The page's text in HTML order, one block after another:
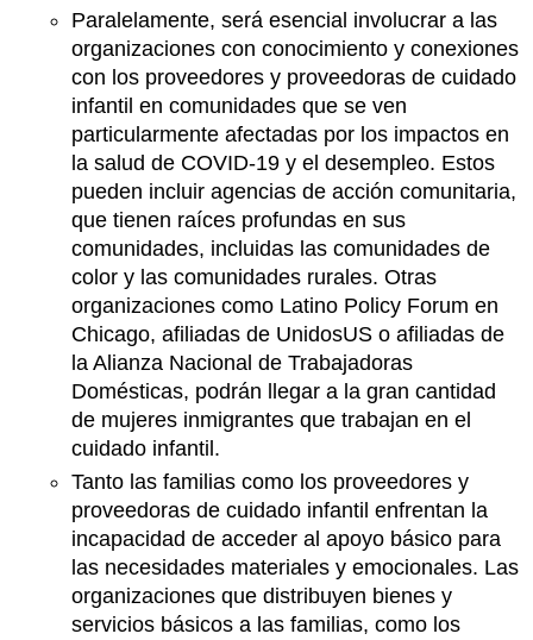
Paralelamente, será esencial involucrar a las
organizaciones con conocimiento y conexiones
con los proveedores y proveedoras de cuidado
infantil en comunidades que se ven
particularmente afectadas por los impactos en
la salud de COVID-19 y el desempleo. Estos
pueden incluir agencias de acción comunitaria,
que tienen raíces profundas en sus
comunidades, incluidas las comunidades de
color y las comunidades rurales. Otras
organizaciones como Latino Policy Forum en
Chicago, afiliadas de UnidosUS o afiliadas de
la Alianza Nacional de Trabajadoras
Domésticas, podrán llegar a la gran cantidad
de mujeres inmigrantes que trabajan en el
cuidado infantil.
Tanto las familias como los proveedores y
proveedoras de cuidado infantil enfrentan la
incapacidad de acceder al apoyo básico para
las necesidades materiales y emocionales. Las
organizaciones que distribuyen bienes y
servicios básicos a las familias, como los